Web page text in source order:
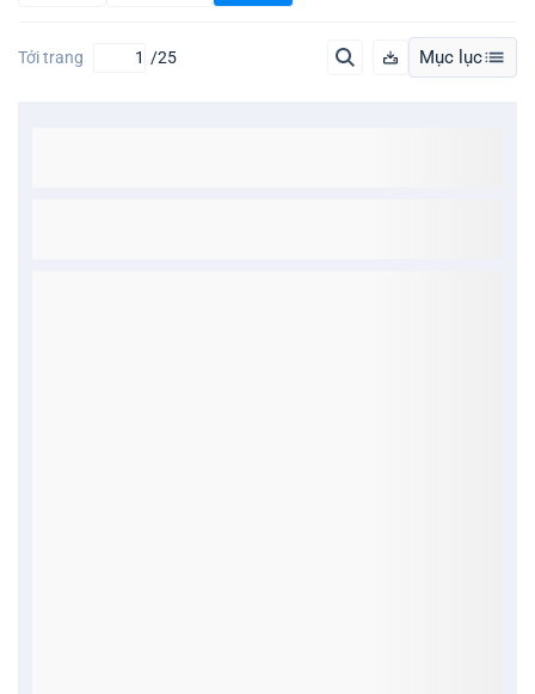
Tới trang /25 Mục lục